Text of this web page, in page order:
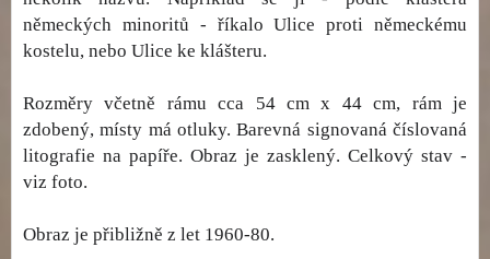
německých minoritů - říkalo Ulice proti německému
kostelu, nebo Ulice ke klášteru.
Rozměry včetně rámu cca 54 cm x 44 cm, rám je
zdobený, místy má otluky. Barevná signovaná číslovaná
litografie na papíře. Obraz je zasklený. Celkový stav -
viz foto.
Obraz je přibližně z let 1960-80.